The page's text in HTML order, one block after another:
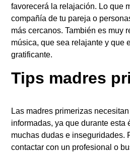
favorecerá la relajación. Lo que
compañía de tu pareja o
más cercanos. También es muy
música, que sea relajante y que
gratificante.
Tips madres
Las madres primerizas
informadas, ya que durante esta
muchas dudas e inseguridades.
contactar con un profesional o